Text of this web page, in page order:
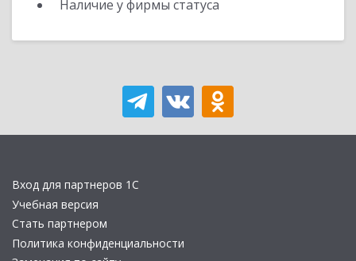
Наличие у фирмы статуса
Вход для партнеров 1С
Учебная версия
Стать партнером
Политика конфиденциальности